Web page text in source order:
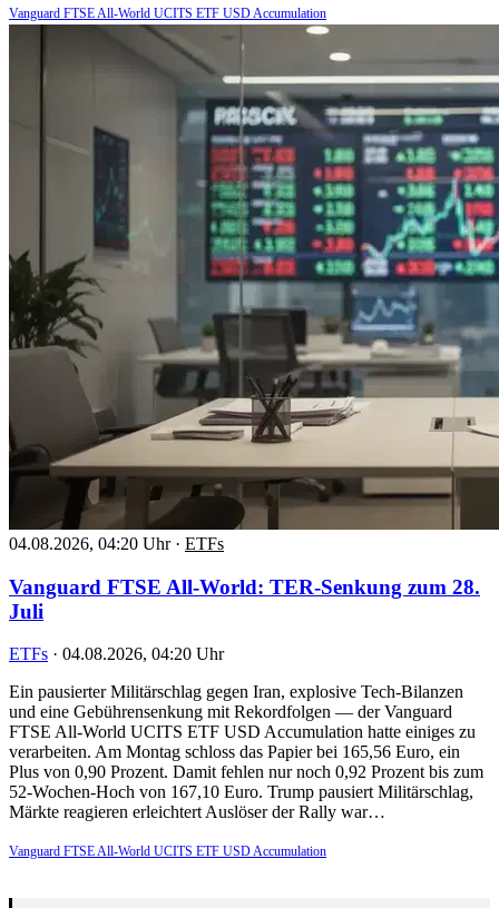
Vanguard FTSE All-World UCITS ETF USD Accumulation
04.08.2026, 04:20 Uhr · ETFs
Vanguard FTSE All-World: TER-Senkung zum 28.
Juli
ETFs · 04.08.2026, 04:20 Uhr
Ein pausierter Militärschlag gegen Iran, explosive Tech-Bilanzen
und eine Gebührensenkung mit Rekordfolgen — der Vanguard
FTSE All-World UCITS ETF USD Accumulation hatte einiges zu
verarbeiten. Am Montag schloss das Papier bei 165,56 Euro, ein
Plus von 0,90 Prozent. Damit fehlen nur noch 0,92 Prozent bis zum
52-Wochen-Hoch von 167,10 Euro. Trump pausiert Militärschlag,
Märkte reagieren erleichtert Auslöser der Rally war…
Vanguard FTSE All-World UCITS ETF USD Accumulation